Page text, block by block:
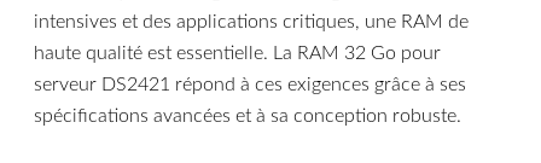
intensives et des applications critiques, une RAM de
haute qualité est essentielle. La RAM 32 Go pour
serveur DS2421 répond à ces exigences grâce à ses
spécifications avancées et à sa conception robuste.